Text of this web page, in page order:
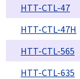
HTT-CTL-47
HTT-CTL-47H
HTT-CTL-565
HTT-CTL-635